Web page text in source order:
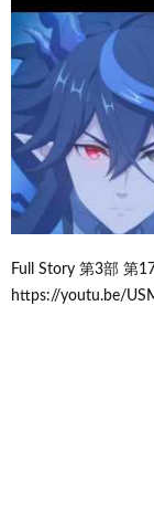
Full Story 第3部 第
https://youtu.be/